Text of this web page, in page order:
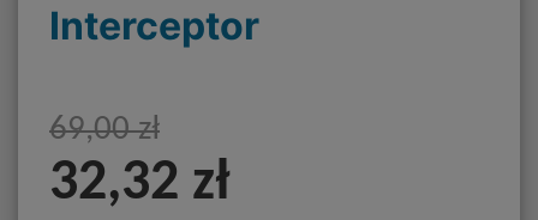
Interceptor
69,00 zł
32,32 zł